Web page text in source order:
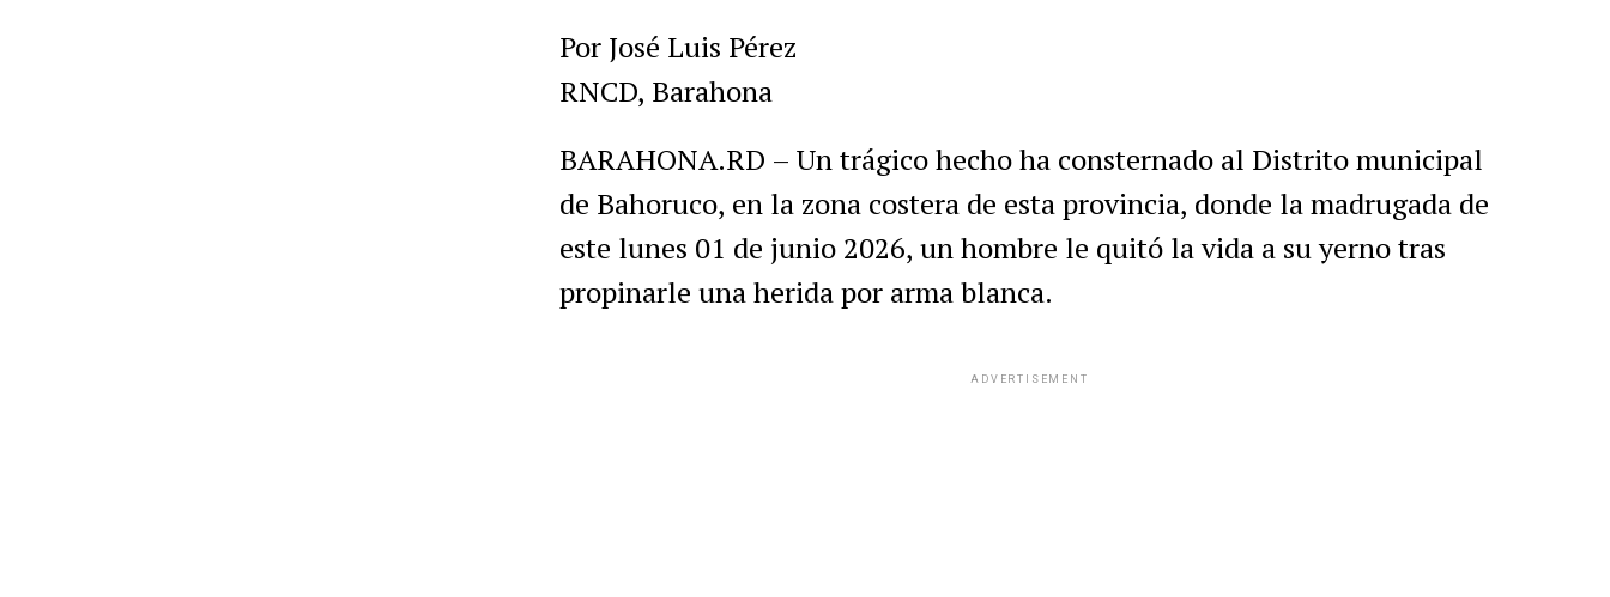
Por José Luis Pérez
RNCD, Barahona
BARAHONA.RD – Un trágico hecho ha consternado al Distrito municipal
de Bahoruco, en la zona costera de esta provincia, donde la madrugada de
este lunes 01 de junio 2026, un hombre le quitó la vida a su yerno tras
propinarle una herida por arma blanca.
ADVERTISEMENT